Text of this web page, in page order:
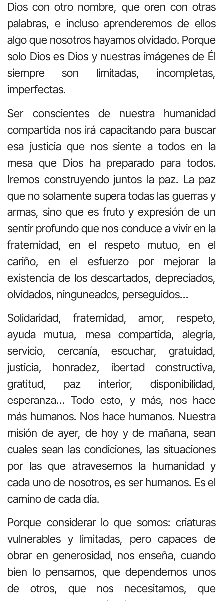
Dios con otro nombre, que oren con otras
palabras, e incluso aprenderemos de ellos
algo que nosotros hayamos olvidado. Porque
solo Dios es Dios y nuestras imágenes de Él
siempre son limitadas, incompletas,
imperfectas.
Ser conscientes de nuestra humanidad
compartida nos irá capacitando para buscar
esa justicia que nos siente a todos en la
mesa que Dios ha preparado para todos.
Iremos construyendo juntos la paz. La paz
que no solamente supera todas las guerras y
armas, sino que es fruto y expresión de un
sentir profundo que nos conduce a vivir en la
fraternidad, en el respeto mutuo, en el
cariño, en el esfuerzo por mejorar la
existencia de los descartados, depreciados,
olvidados, ninguneados, perseguidos…
Solidaridad, fraternidad, amor, respeto,
ayuda mutua, mesa compartida, alegría,
servicio, cercanía, escuchar, gratuidad,
justicia, honradez, libertad constructiva,
gratitud, paz interior, disponibilidad,
esperanza… Todo esto, y más, nos hace
más humanos. Nos hace humanos. Nuestra
misión de ayer, de hoy y de mañana, sean
cuales sean las condiciones, las situaciones
por las que atravesemos la humanidad y
cada uno de nosotros, es ser humanos. Es el
camino de cada día.
Porque considerar lo que somos: criaturas
vulnerables y limitadas, pero capaces de
obrar en generosidad, nos enseña, cuando
bien lo pensamos, que dependemos unos
de otros, que nos necesitamos, que